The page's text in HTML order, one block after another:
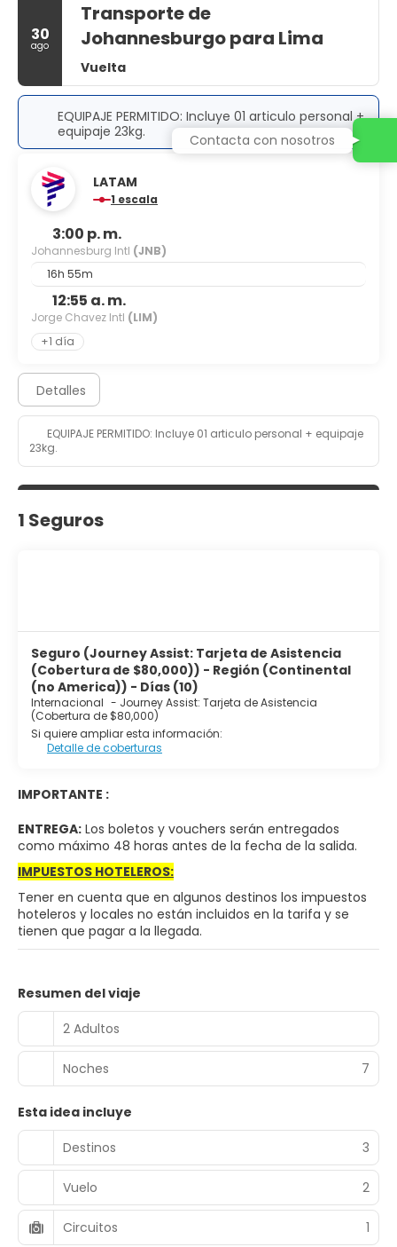
30
ago
Transporte de
Johannesburgo para Lima
Vuelta
EQUIPAJE PERMITIDO: Incluye 01 articulo personal +
equipaje 23kg.
LATAM
1 escala
3:00 p. m.
Johannesburg Intl (JNB)
16h 55m
12:55 a. m.
Jorge Chavez Intl (LIM)
+1 día
Detalles
EQUIPAJE PERMITIDO: Incluye 01 articulo personal + equipaje
23kg.
1 Seguros
Seguro (Journey Assist: Tarjeta de Asistencia
(Cobertura de $80,000)) - Región (Continental
(no America)) - Días (10)
Internacional - Journey Assist: Tarjeta de Asistencia
(Cobertura de $80,000)
Si quiere ampliar esta información:
Detalle de coberturas
IMPORTANTE :
ENTREGA: Los boletos y vouchers serán entregados
como máximo 48 horas antes de la fecha de la salida.
IMPUESTOS HOTELEROS:
Tener en cuenta que en algunos destinos los impuestos
hoteleros y locales no están incluidos en la tarifa y se
tienen que pagar a la llegada.
Resumen del viaje
2 Adultos
Noches 7
Esta idea incluye
Destinos
3
Vuelo 2
Circuitos 1
Contacta con nosotros